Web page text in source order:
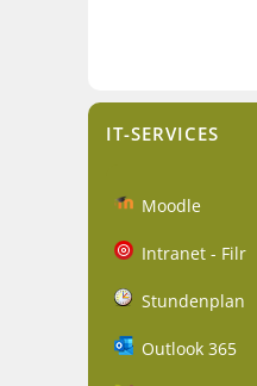
IT-SERVICES
Moodle
Intranet - Filr
Stundenplan
Outlook 365